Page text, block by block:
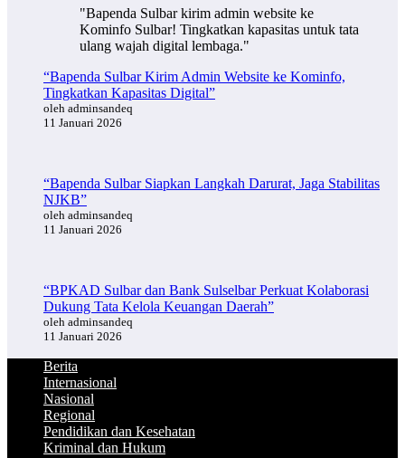
"Bapenda Sulbar kirim admin website ke
Kominfo Sulbar! Tingkatkan kapasitas untuk tata
ulang wajah digital lembaga."
“Bapenda Sulbar Kirim Admin Website ke Kominfo,
Tingkatkan Kapasitas Digital”
oleh adminsandeq
11 Januari 2026
“Bapenda Sulbar Siapkan Langkah Darurat, Jaga Stabilitas
NJKB”
oleh adminsandeq
11 Januari 2026
“BPKAD Sulbar dan Bank Sulselbar Perkuat Kolaborasi
Dukung Tata Kelola Keuangan Daerah”
oleh adminsandeq
11 Januari 2026
Berita
Internasional
Nasional
Regional
Pendidikan dan Kesehatan
Kriminal dan Hukum